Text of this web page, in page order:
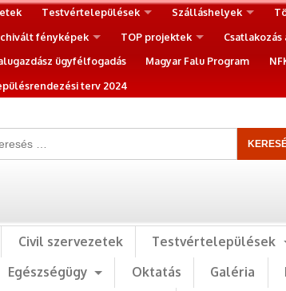
Testvértelepülések Szálláshelyek
fényképek TOP projektek Csatlakozás
ügyfélfogadás Magyar Falu Program
terv 2024
Civil szervezetek Testvértelepülések
Egészségügy Oktatás Galéria